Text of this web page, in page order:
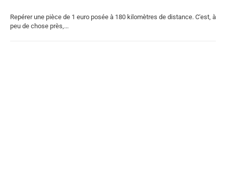
Repérer une pièce de 1 euro posée à 180 kilomètres de distance. C'est, à
peu de chose près,...